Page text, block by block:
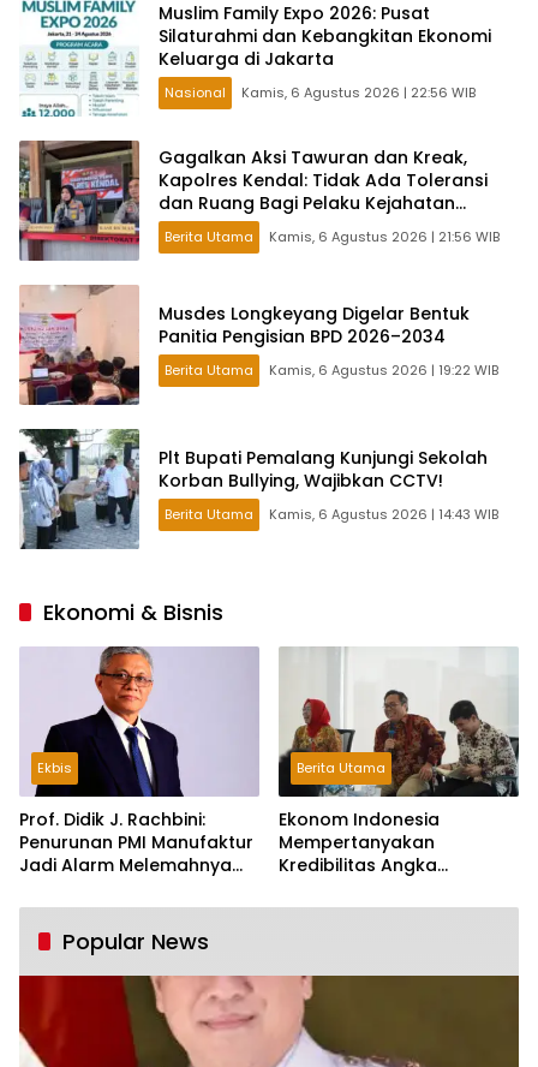
Muslim Family Expo 2026: Pusat
Silaturahmi dan Kebangkitan Ekonomi
Keluarga di Jakarta
Nasional Kamis, 6 Agustus 2026 | 22:56 WIB
Gagalkan Aksi Tawuran dan Kreak,
Kapolres Kendal: Tidak Ada Toleransi
dan Ruang Bagi Pelaku Kejahatan
Jalanan
Berita Utama Kamis, 6 Agustus 2026 | 21:56 WIB
Musdes Longkeyang Digelar Bentuk
Panitia Pengisian BPD 2026–2034
Berita Utama Kamis, 6 Agustus 2026 | 19:22 WIB
Plt Bupati Pemalang Kunjungi Sekolah
Korban Bullying, Wajibkan CCTV!
Berita Utama Kamis, 6 Agustus 2026 | 14:43 WIB
Ekonomi & Bisnis
Ekbis
Prof. Didik J. Rachbini:
Penurunan PMI Manufaktur
Jadi Alarm Melemahnya
Berita Utama
Ekonom Indonesia
Mempertanyakan
Kredibilitas Angka
Tumbuh Tapi Rapuh
Popular News